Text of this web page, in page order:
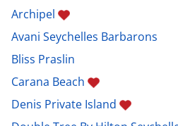
Archipel
Avani Seychelles Barbarons
Bliss Praslin
Carana Beach
Denis Private Island